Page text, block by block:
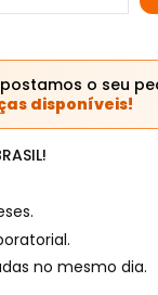
o seu
disponíveis!
no mesmo dia.